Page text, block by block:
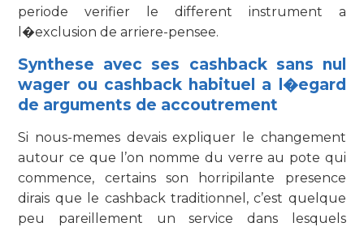
periode verifier le different instrument a
l�exclusion de arriere-pensee.
Synthese avec ses cashback sans nul
wager ou cashback habituel a l�egard
de arguments de accoutrement
Si nous-memes devais expliquer le changement
autour ce que l’on nomme du verre au pote qui
commence, certains son horripilante presence
dirais que le cashback traditionnel, c’est quelque
peu pareillement un service dans lesquels